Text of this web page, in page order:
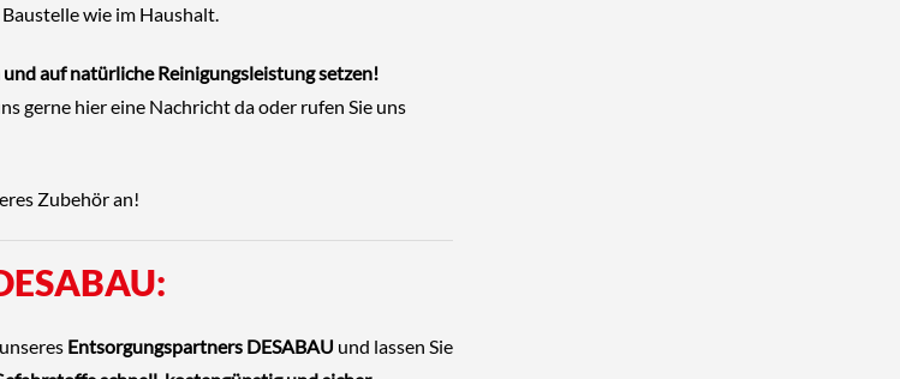
wie im Haushalt.
auf natürliche Reinigungsleistung setzen!
gerne hier eine Nachricht daoder rufen Sie uns
Zubehöran!
Entsorgungspartners DESABAU und lassen Sie